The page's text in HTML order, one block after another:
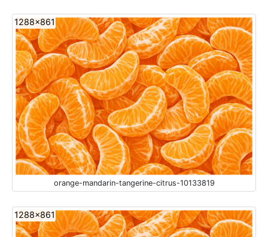
1288x861
orange-mandarin-tangerine-citrus-10133819
1288x861